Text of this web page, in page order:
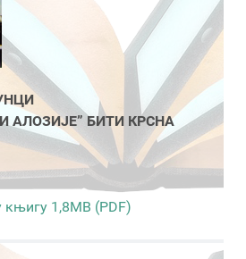
АЛОЗИЈЕ” БИТИ КРСНА
1,8MB (PDF)